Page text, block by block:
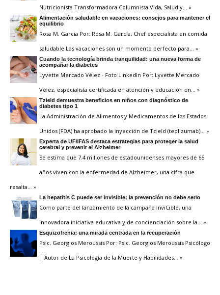
Nutricionista Transformadora Columnista Vida, Salud y … »
Alimentación saludable en vacaciones: consejos para mantener el
equilibrio
Rosa M. Garcia Por: Rosa M. García, Chef especialista en comida
saludable Las vacaciones son un momento perfecto para … »
Cuando la tecnología brinda tranquilidad: una nueva forma de
acompañar la diabetes
Lyvette Mercado Vélez - Foto LinkedIn Por: Lyvette Mercado
Vélez, especialista certificada en atención y educación en … »
Tzield demuestra beneficios en niños con diagnóstico de
diabetes tipo 1
La Administración de Alimentos y Medicamentos de los Estados
Unidos (FDA) ha aprobado la inyección de Tzield (teplizumab) … »
Experta de UF/IFAS destaca estrategias para proteger la salud
cerebral y prevenir el Alzheimer
Se estima que 7.4 millones de estadounidenses mayores de 65
años viven con la enfermedad de Alzheimer, una cifra que
resalta … »
La hepatitis C puede ser invisible; la prevención no debe serlo
Como parte del lanzamiento de la campaña InviCible, una
innovadora iniciativa educativa y de concienciación sobre la … »
Esquizofrenia: una mirada centrada en la recuperación
Psic. Georgios Meroussis Por: Psic. Georgios Meroussis Psicólogo
| Autor de La Psicología de la Muerte y Habilidades … »